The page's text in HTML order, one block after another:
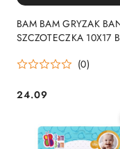
BAM BAM GRYZAK
SZCZOTECZKA 10X17
(0)
Cena:
24.09